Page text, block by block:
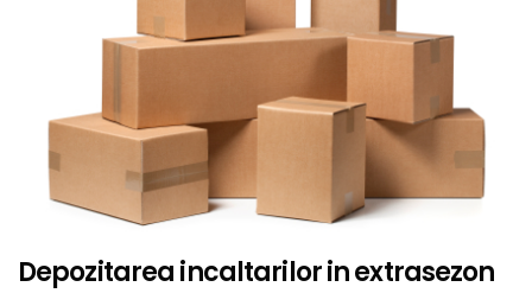
Depozitarea incaltarilor in extrasezon